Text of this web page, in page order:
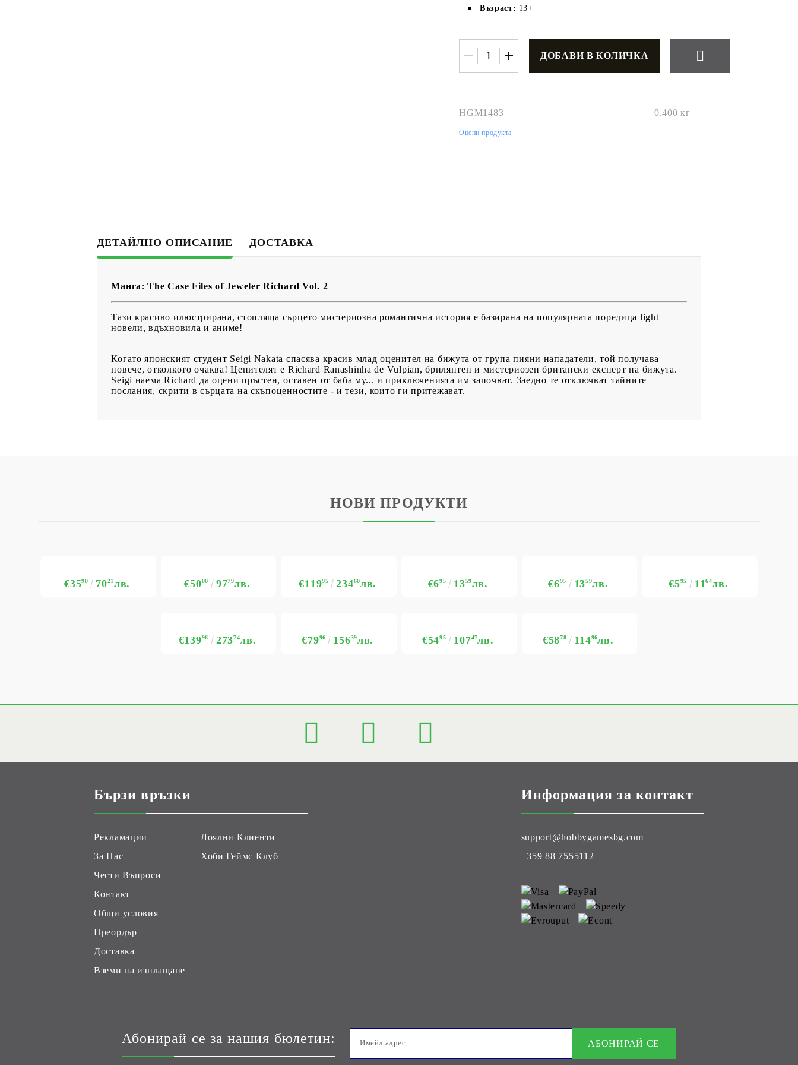
Възраст: 13+
HGM1483 0.400 кг
Оцени продукта
ДЕТАЙЛНО ОПИСАНИЕ ДОСТАВКА
Манга: The Case Files of Jeweler Richard Vol. 2
Тази красиво илюстрирана, стопляща сърцето мистериозна романтична история е базирана на популярната поредица light
новели, вдъхновила и аниме!
Когато японският студент Seigi Nakata спасява красив млад оценител на бижута от група пияни нападатели, той получава
повече, отколкото очаква! Ценителят е Richard Ranashinha de Vulpian, брилянтен и мистериозен британски експерт на бижута.
Seigi наема Richard да оцени пръстен, оставен от баба му... и приключенията им започват. Заедно те отключват тайните
послания, скрити в сърцата на скъпоценностите - и тези, които ги притежават.
НОВИ ПРОДУКТИ
€3590 7021лв. €5000 9779лв. €11995 23460лв. €695 1359лв. €695 1359лв. €595 1164лв.
€13996 27374лв. €7996 15639лв. €5495 10747лв. €5878 11496лв.
Бързи връзки
Рекламации
За Нас
Чести Въпроси
Контакт
Общи условия
Преордър
Доставка
Вземи на изплащане
Лоялни Клиенти
Хоби Геймс Клуб
Информация за контакт
support@hobbygamesbg.com
+359 88 7555112
Абонирай се за нашия бюлетин: